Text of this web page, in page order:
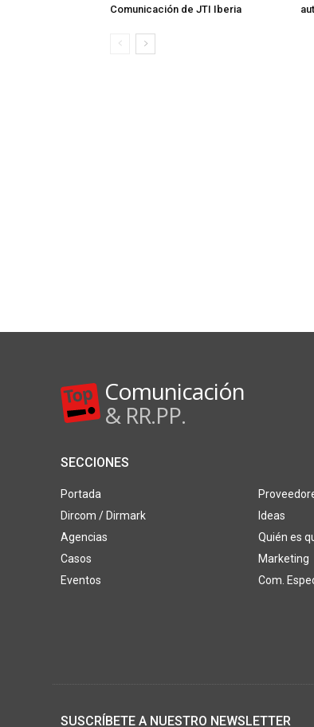
Comunicación de JTI Iberia
Comunicación
& RR.PP.
SECCIONES
Portada
Dircom / Dirmark
Agencias
Casos
Eventos
Ideas
Quién es
Marketing
Com.
SUSCRÍBETE A NUESTRO NEWSLETTER